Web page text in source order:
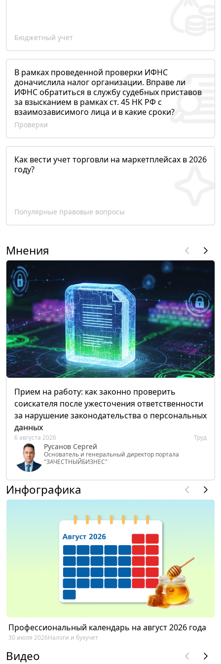
Бюджетный учет
В рамках проведенной проверки ИФНС
доначислила налог организации. Вправе ли
ИФНС обратиться в службу судебных приставов
за взысканием в рамках ст. 45 НК РФ с
взаимозависимого лица и в какие сроки?
Проверки
Как вести учет торговли на маркетплейсах в 2026
году?
Популярные правовые вопросы
Мнения
Прием на работу: как законно проверить
соискателя после ужесточения ответственности
за нарушение законодательства о персональных
данных
6 августа 2026 Труд
Русанов Сергей
Основатель и генеральный директор портала
"ЗАЧЕСТНЫЙБИЗНЕС"
Инфографика
Профессиональный календарь на август 2026 года
30 июля 2026Налоги и бухучет
Видео